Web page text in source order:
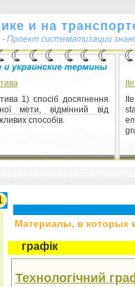
и на
- Проект систематизации
1) спосіб досягнення
мети, відмінний від
способів.
Материалы, в которых
графік
Технологічний